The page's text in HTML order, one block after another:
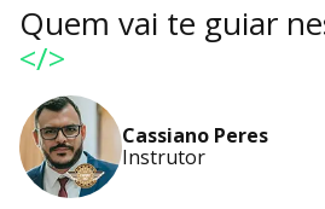
Quem vai te guiar
</>
Cassiano Peres
Instrutor